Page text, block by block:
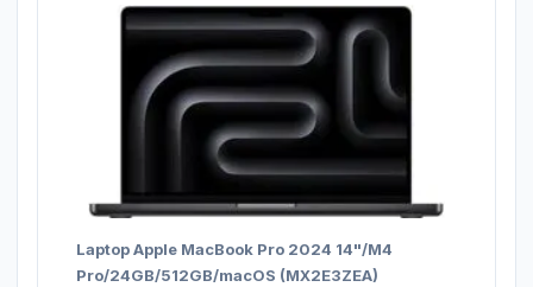
Laptop Apple MacBook Pro 2024 14"/M4
Pro/24GB/512GB/macOS (MX2E3ZEA)